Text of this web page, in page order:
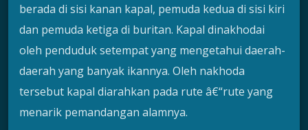
berada di sisi kanan kapal, pemuda kedua di sisi kiri
dan pemuda ketiga di buritan. Kapal dinakhodai
oleh penduduk setempat yang mengetahui daerah-
daerah yang banyak ikannya. Oleh nakhoda
tersebut kapal diarahkan pada rute â€“rute yang
menarik pemandangan alamnya.